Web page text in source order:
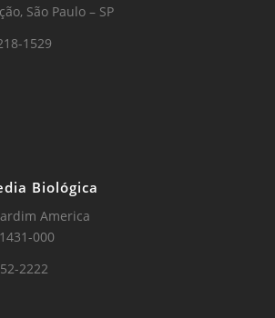
São Paulo – SP
1529
Biológica
America
000
2222